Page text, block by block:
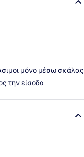
μόνο μέσω σκάλας
την είσοδο